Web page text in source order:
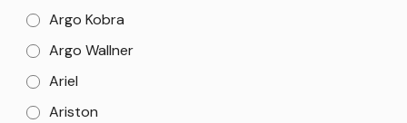
Argo Kobra
Argo Wallner
Ariel
Ariston